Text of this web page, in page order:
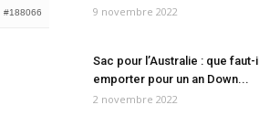
#188066
9 novembre 2022
Sac pour l’Australie : que faut-il
emporter pour un an Down...
2 novembre 2022